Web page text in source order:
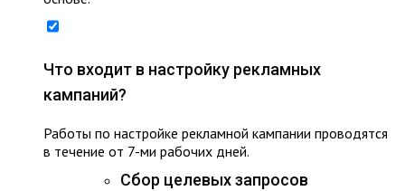
Что входит в настройку рекламных
кампаний?
Работы по настройке рекламной кампании проводятся
в течение от 7-ми рабочих дней.
Сбор целевых запросов